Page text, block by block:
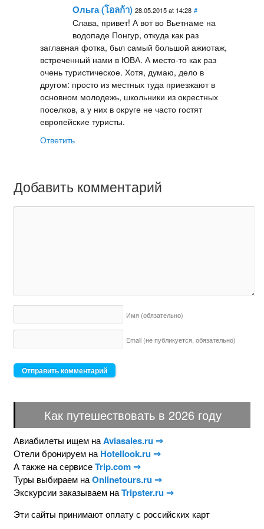
Ольга (โอลก้า) 28.05.2015 at 14:28 #
Слава, привет! А вот во Вьетнаме на
водопаде Понгур, откуда как раз
заглавная фотка, был самый большой ажиотаж,
встреченный нами в ЮВА. А место-то как раз
очень туристическое. Хотя, думаю, дело в
другом: просто из местных туда приезжают в
основном молодежь, школьники из окрестных
поселков, а у них в округе не часто гостят
европейские туристы.
Ответить
Добавить комментарий
Имя (обязательно)
Email (не публикуется, обязательно)
Как путешествовать в 2026 году
Авиабилеты ищем наAviasales.ru ⇒
Отели бронируем на Hotellook.ru ⇒
А также на сервисеTrip.com ⇒
Туры выбираем наOnlinetours.ru ⇒
Экскурсии заказываем наTripster.ru ⇒
Эти сайты принимают оплату с российских карт